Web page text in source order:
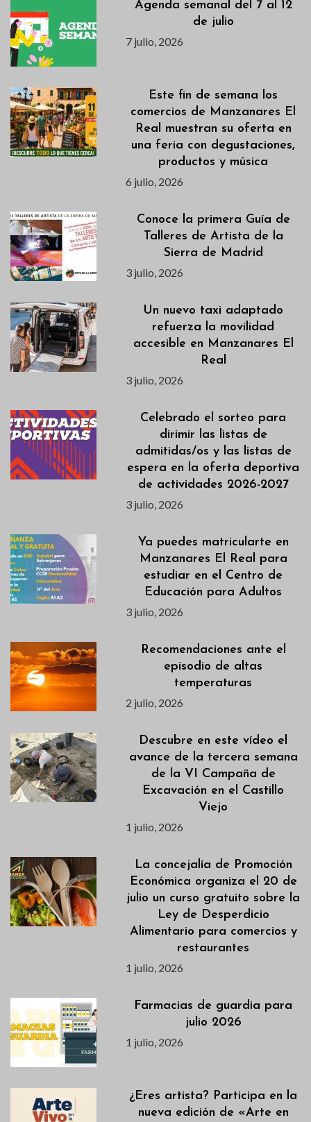
Agenda semanal del 7 al 12
de julio
7 julio, 2026
Este fin de semana los
comercios de Manzanares El
Real muestran su oferta en
una feria con degustaciones,
productos y música
6 julio, 2026
Conoce la primera Guía de
Talleres de Artista de la
Sierra de Madrid
3 julio, 2026
Un nuevo taxi adaptado
refuerza la movilidad
accesible en Manzanares El
Real
3 julio, 2026
Celebrado el sorteo para
dirimir las listas de
admitidas/os y las listas de
espera en la oferta deportiva
de actividades 2026-2027
3 julio, 2026
Ya puedes matricularte en
Manzanares El Real para
estudiar en el Centro de
Educación para Adultos
3 julio, 2026
Recomendaciones ante el
episodio de altas
temperaturas
2 julio, 2026
Descubre en este vídeo el
avance de la tercera semana
de la VI Campaña de
Excavación en el Castillo
Viejo
1 julio, 2026
La concejalía de Promoción
Económica organiza el 20 de
julio un curso gratuito sobre la
Ley de Desperdicio
Alimentario para comercios y
restaurantes
1 julio, 2026
Farmacias de guardia para
julio 2026
1 julio, 2026
¿Eres artista? Participa en la
nueva edición de «Arte en